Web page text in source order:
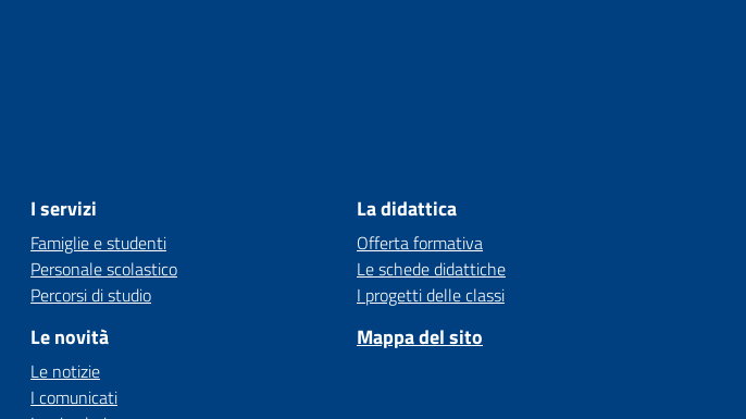
I servizi
Famiglie e studenti
Personale scolastico
Percorsi di studio
Le novità
Le notizie
I comunicati
La didattica
Offerta formativa
Le schede didattiche
I progetti delle classi
Mappa del sito